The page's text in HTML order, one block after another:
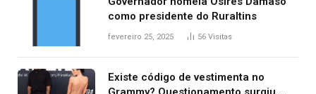
como presidente do Ruraltins
fevereiro 25, 2025 56 Visitas
Existe código de vestimenta no